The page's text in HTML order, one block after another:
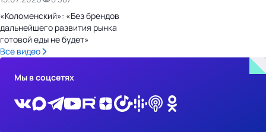
«Коломенский»: «Без брендов
дальнейшего развития рынка
готовой еды не будет»
Все видео
Мы в соцсетях